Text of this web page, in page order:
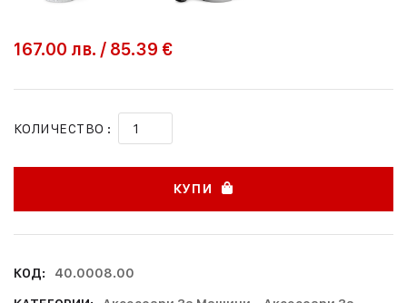
167.00 лв. / 85.39 €
КОЛИЧЕСТВО :
КУПИ
КОД:
40.0008.00